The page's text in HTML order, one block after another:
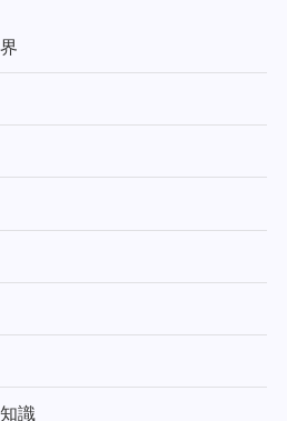
識